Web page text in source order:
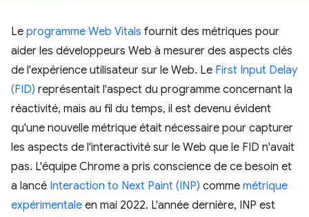
Le programme Web Vitals fournit des métriques pour
aider les développeurs Web à mesurer des aspects clés
de l'expérience utilisateur sur le Web. Le First Input Delay
(FID) représentait l'aspect du programme concernant la
réactivité, mais au fil du temps, il est devenu évident
qu'une nouvelle métrique était nécessaire pour capturer
les aspects de l'interactivité sur le Web que le FID n'avait
pas. L'équipe Chrome a pris conscience de ce besoin et
a lancé Interaction to Next Paint (INP) comme métrique
expérimentale en mai 2022. L'année dernière, INP est